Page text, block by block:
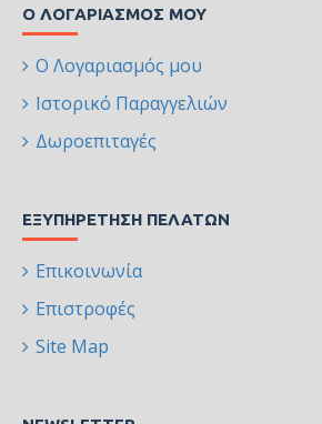
Ο ΛΟΓΑΡΙΑΣΜΌΣ ΜΟΥ
Ο Λογαριασμός μου
Ιστορικό Παραγγελιών
Δωροεπιταγές
ΕΞΥΠΗΡΈΤΗΣΗ ΠΕΛΑΤΏΝ
Επικοινωνία
Επιστροφές
Site Map